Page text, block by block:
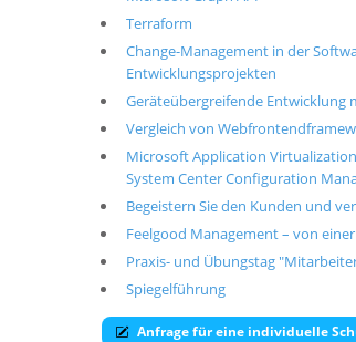
Terraform
Change-Management in der
Entwicklungsprojekten
Geräteübergreifende Entwicklung
Vergleich von
Microsoft Application
System Center Configuration
Begeistern Sie den Kunden und
Feelgood Management – von
Praxis- und Übungstag
Spiegelführung
Anfrage für eine individuelle